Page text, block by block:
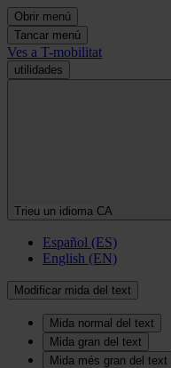
Obrir menú
Tancar menú
Ves a T-mobilitat
utilidades
Trieu un idioma CA
Español (ES)
English (EN)
Modificar mida del text
Mida normal del text
Mida gran del text
Mida més gran del text